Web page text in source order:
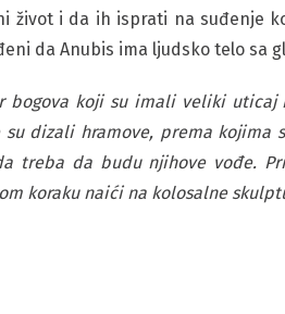
život i da ih isprati na suđenje
da Anubis ima ljudsko telo sa
bogova koji su imali veliki
dizali hramove, prema
treba da budu njihove vođe.
koraku naići na kolosalne